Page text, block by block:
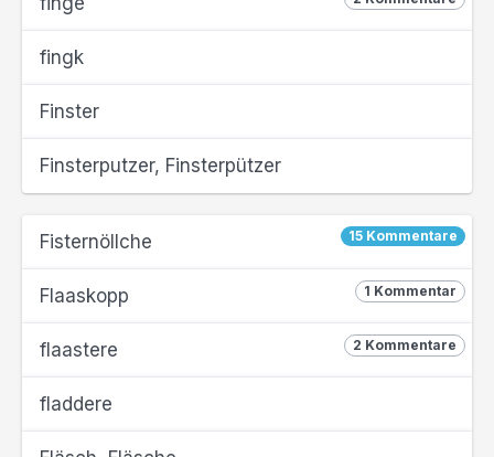
fingk
Finster
Finsterputzer, Finsterpützer
15 Kommentare
Fisternöllche
1 Kommentar
Flaaskopp
2 Kommentare
flaastere
fladdere